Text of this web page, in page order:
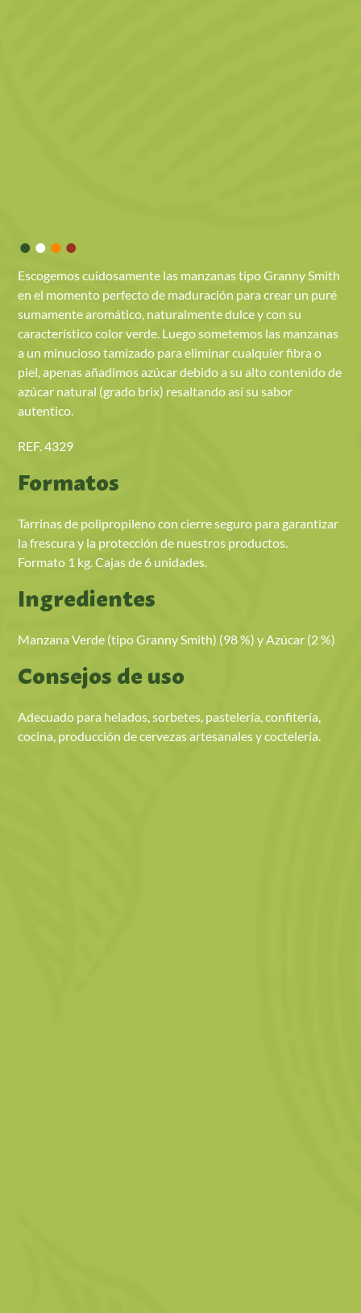
••••
Escogemos cuidosamente las manzanas tipo Granny Smith
en el momento perfecto de maduración para crear un puré
sumamente aromático, naturalmente dulce y con su
característico color verde. Luego sometemos las manzanas
a un minucioso tamizado para eliminar cualquier fibra o
piel, apenas añadimos azúcar debido a su alto contenido de
azúcar natural (grado brix) resaltando así su sabor
autentico.
REF. 4329
Formatos
Tarrinas de polipropileno con cierre seguro para garantizar
la frescura y la protección de nuestros productos.
Formato 1 kg. Cajas de 6 unidades.
Ingredientes
Manzana Verde (tipo Granny Smith) (98 %) y Azúcar (2 %)
Consejos de uso
Adecuado para helados, sorbetes, pastelería, confitería,
cocina, producción de cervezas artesanales y coctelería.